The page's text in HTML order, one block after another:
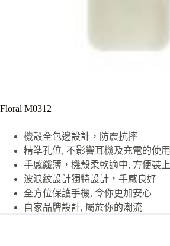
Floral M0312
機殼全包邊設計，防震抗摔
精準孔位, 不影響耳機及充電的使用
手感纖薄，機殼柔軟適中, 方便裝上
波浪紋設計獨特設計，手感良好
全方位保護手機, 令你更加安心
自家品牌設計, 屬於你的潮流